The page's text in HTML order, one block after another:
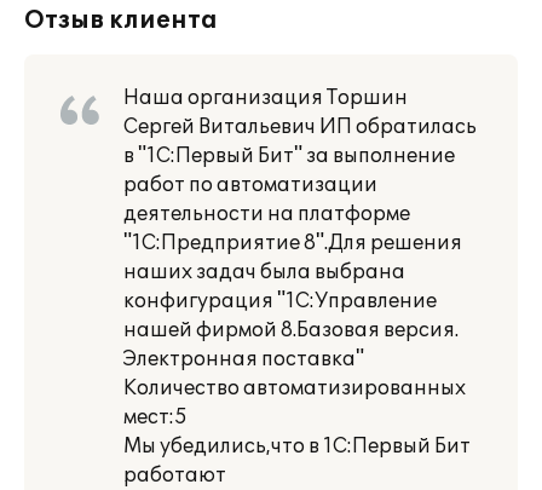
Отзыв клиента
Наша организация Торшин
Сергей Витальевич ИП обратилась
в "1С:Первый Бит" за выполнение
работ по автоматизации
деятельности на платформе
"1С:Предприятие 8".Для решения
наших задач была выбрана
конфигурация "1С:Управление
нашей фирмой 8.Базовая версия.
Электронная поставка"
Количество автоматизированных
мест:5
Мы убедились,что в 1С:Первый Бит
работают